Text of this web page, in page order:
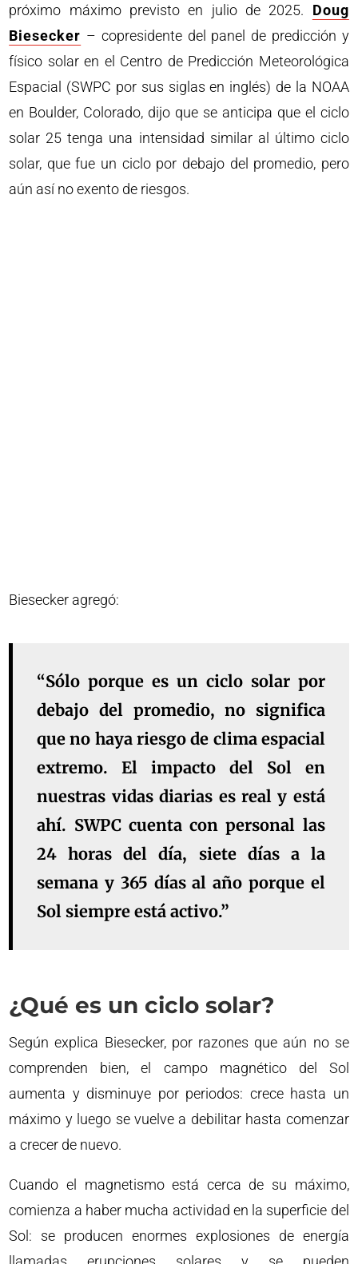
próximo máximo previsto en julio de 2025. Doug
Biesecker – copresidente del panel de predicción y
físico solar en el Centro de Predicción Meteorológica
Espacial (SWPC por sus siglas en inglés) de la NOAA
en Boulder, Colorado, dijo que se anticipa que el ciclo
solar 25 tenga una intensidad similar al último ciclo
solar, que fue un ciclo por debajo del promedio, pero
aún así no exento de riesgos.
Biesecker agregó:
“Sólo porque es un ciclo solar por
debajo del promedio, no significa
que no haya riesgo de clima espacial
extremo. El impacto del Sol en
nuestras vidas diarias es real y está
ahí. SWPC cuenta con personal las
24 horas del día, siete días a la
semana y 365 días al año porque el
Sol siempre está activo.”
¿Qué es un ciclo solar?
Según explica Biesecker, por razones que aún no se
comprenden bien, el campo magnético del Sol
aumenta y disminuye por periodos: crece hasta un
máximo y luego se vuelve a debilitar hasta comenzar
a crecer de nuevo.
Cuando el magnetismo está cerca de su máximo,
comienza a haber mucha actividad en la superficie del
Sol: se producen enormes explosiones de energía